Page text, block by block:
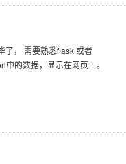
了， 需要熟悉flask 或者
的数据，显示在网页上。